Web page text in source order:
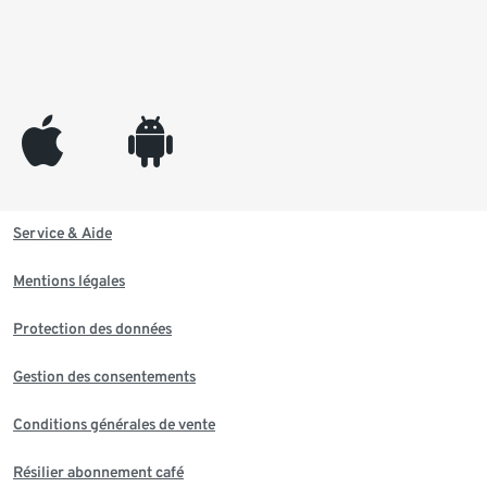
appleinc android
Service & Aide
Mentions légales
Protection des données
Gestion des consentements
Conditions générales de vente
Résilier abonnement café